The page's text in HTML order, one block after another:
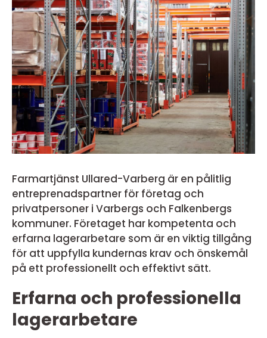
Farmartjänst Ullared-Varberg är en pålitlig
entreprenadspartner för företag och
privatpersoner i Varbergs och Falkenbergs
kommuner. Företaget har kompetenta och
erfarna lagerarbetare som är en viktig tillgång
för att uppfylla kundernas krav och önskemål
på ett professionellt och effektivt sätt.
Erfarna och professionella
lagerarbetare